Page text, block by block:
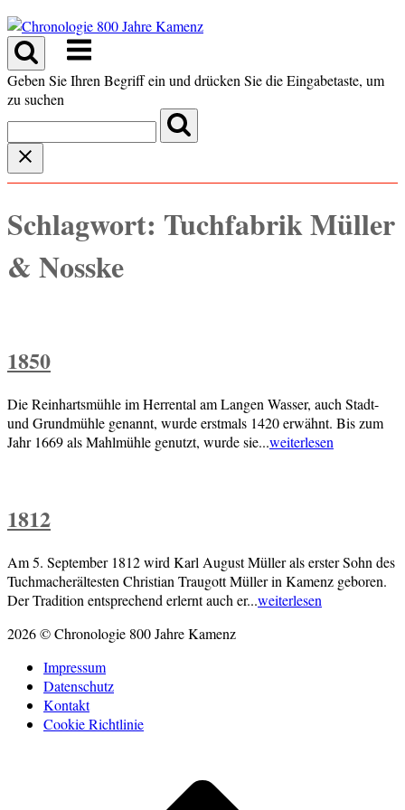
Skip
to
content
Menu
Geben Sie Ihren Begriff ein und drücken Sie die Eingabetaste, um
zu suchen
Schlagwort: Tuchfabrik Müller
& Nosske
1850
Die Reinhartsmühle im Herrental am Langen Wasser, auch Stadt-
und Grundmühle genannt, wurde erstmals 1420 erwähnt. Bis zum
Jahr 1669 als Mahlmühle genutzt, wurde sie...weiterlesen
1812
Am 5. September 1812 wird Karl August Müller als erster Sohn des
Tuchmacherältesten Christian Traugott Müller in Kamenz geboren.
Der Tradition entsprechend erlernt auch er...weiterlesen
2026 © Chronologie 800 Jahre Kamenz
Impressum
Datenschutz
Kontakt
Cookie Richtlinie